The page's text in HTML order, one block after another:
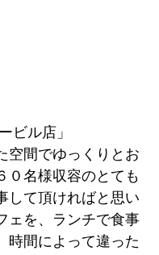
ビル店」
空間でゆっくりとお
０名様収容のとても
して頂ければと思い
ェを、ランチで食事
時間によって違った